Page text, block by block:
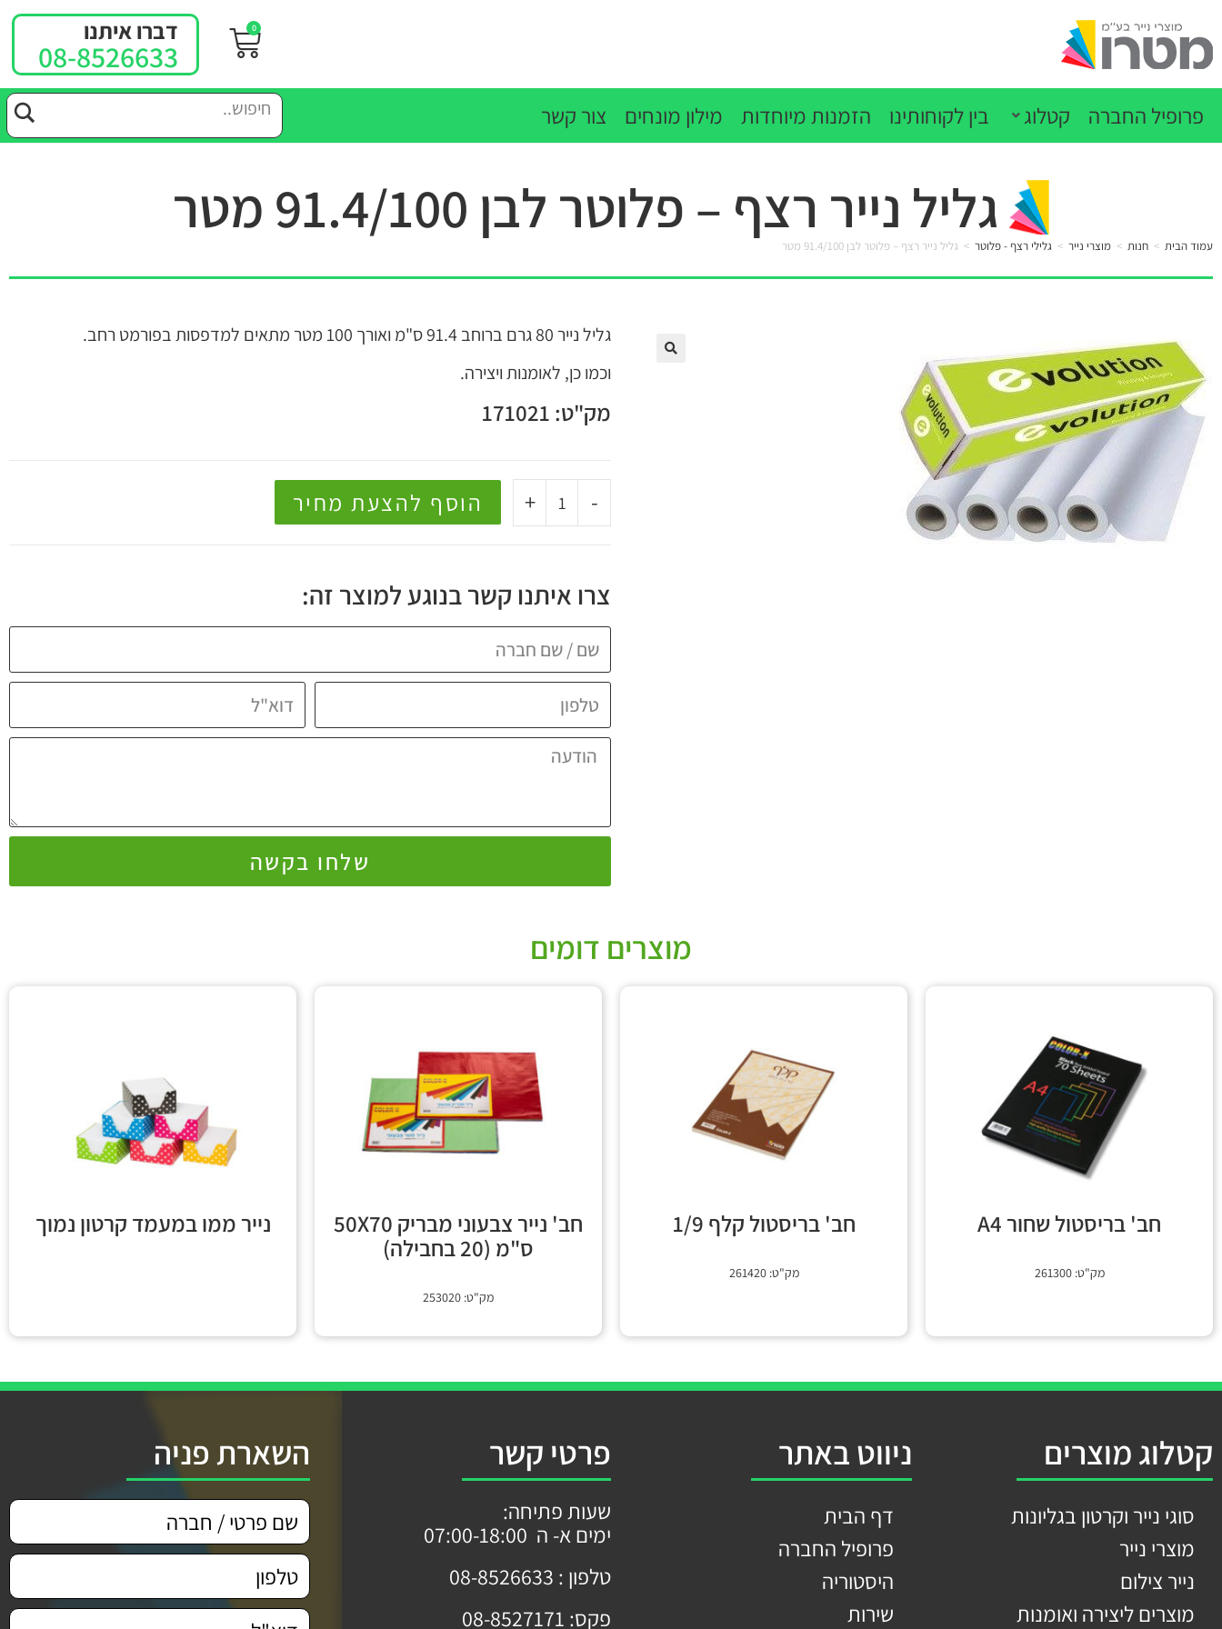
0 דברו איתנו
08-8526633
פרופיל החברה קטלוג בין לקוחותינו הזמנות מיוחדות מילון מונחים צור קשר
גליל נייר רצף – פלוטר לבן 91.4/100 מטר
עמוד הבית > חנות > מוצרי נייר > גלילי רצף - פלוטר > גליל נייר רצף – פלוטר לבן 91.4/100 מטר
גליל נייר 80 גרם ברוחב 91.4 ס"מ ואורך 100 מטר מתאים למדפסות בפורמט רחב.
וכמו כן, לאומנות ויצירה.
מק"ט: 171021
-
+ הוסף להצעת מחיר
צרו איתנו קשר בנוגע למוצר זה:
שלחו בקשה
מוצרים דומים
חב' בריסטול שחור A4
מק"ט: 261300
חב' בריסטול קלף 1/9
מק"ט: 261420
חב' נייר צבעוני מבריק 50X70
ס"מ (20 בחבילה)
מק"ט: 253020
נייר ממו במעמד קרטון נמוך
קטלוג מוצרים
סוגי נייר וקרטון בגליונות
מוצרי נייר
נייר צילום
מוצרים ליצירה ואומנות
ניווט באתר
דף הבית
פרופיל החברה
היסטוריה
שירות
פרטי קשר
שעות פתיחה:
ימים א- ה 07:00-18:00
טלפון : 08-8526633
פקס: 08-8527171
השארת פניה